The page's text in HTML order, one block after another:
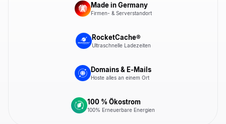
Made in Germany
Firmen- & Serverstandort
RocketCache®
Ultraschnelle Ladezeiten
Domains & E-Mails
Hoste alles an einem Ort
100 % Ökostrom
100% Erneuerbare Energien